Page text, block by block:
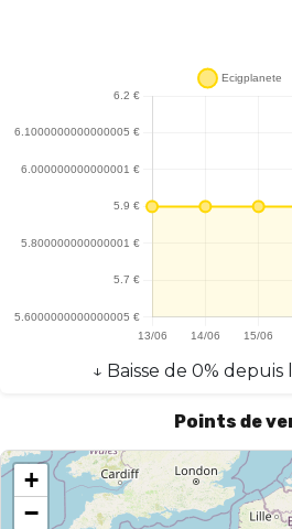
↓ Baisse de 0% depuis
Points de
+
−